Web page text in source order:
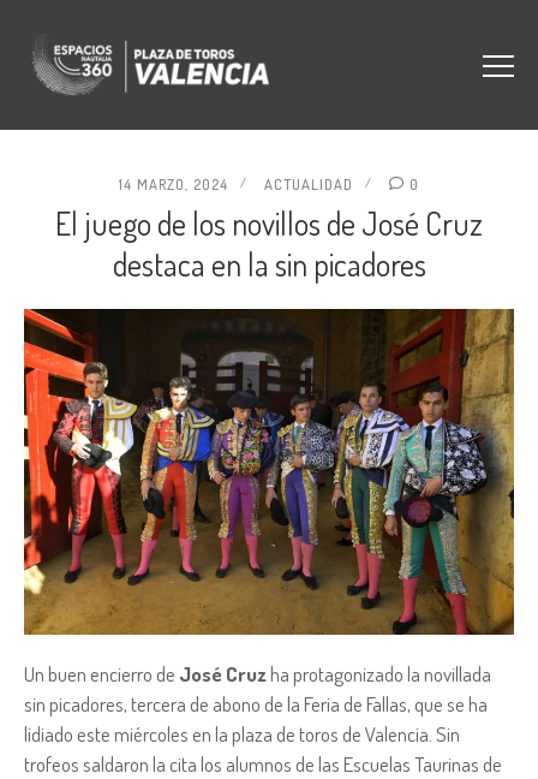
14 MARZO, 2024 ACTUALIDAD 0
El juego de los novillos de José Cruz
destaca en la sin picadores
Un buen encierro de José Cruzha protagonizado la novillada
sin picadores, tercera de abono de la Feria de Fallas, que se ha
lidiado este miércoles en la plaza de toros de Valencia. Sin
trofeos saldaron la cita los alumnos de las Escuelas Taurinas de